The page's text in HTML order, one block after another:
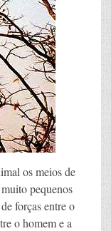
os meios de
pequenos
forças entre o
o homem e a